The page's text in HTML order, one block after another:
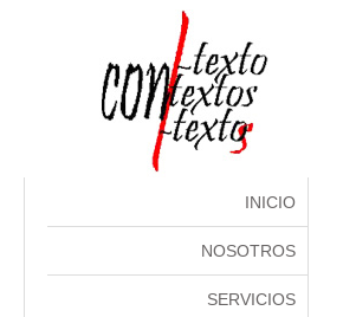
INICIO
NOSOTROS
SERVICIOS